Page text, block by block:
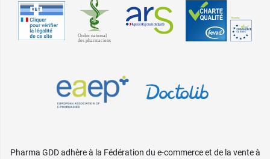
Pharma GDD adhère à la Fédération du e-commerce et de la vente à